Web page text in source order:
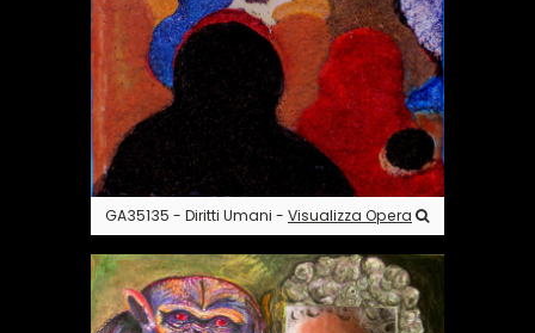
GA35135 - Diritti Umani - Visualizza Opera